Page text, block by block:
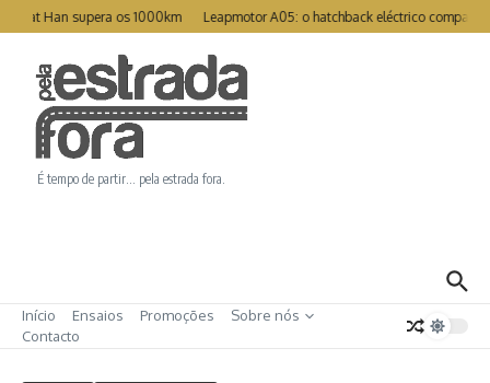
Ir para o conteúdo
Han supera os 1000km Leapmotor A05: o hatchback eléctrico compacto
É tempo de partir… pela estrada fora.
Início Ensaios Promoções
Sobre nós
Contacto